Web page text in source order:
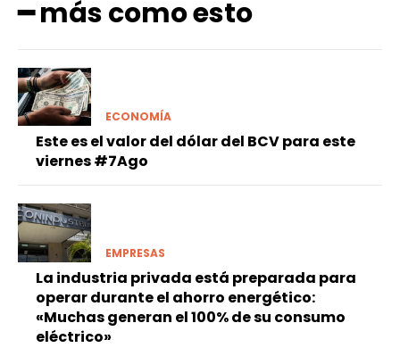
━ más como esto
ECONOMÍA
Este es el valor del dólar del BCV para este
viernes #7Ago
EMPRESAS
La industria privada está preparada para
operar durante el ahorro energético:
«Muchas generan el 100% de su consumo
eléctrico»